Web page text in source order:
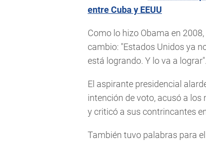
entre Cuba y EEUU
Como lo hizo Obama en
cambio: "Estados Unidos ya
está logrando. Y lo va a lograr".
El aspirante presidencial
intención de voto, acusó a
y criticó a sus contrincantes
También tuvo palabras para